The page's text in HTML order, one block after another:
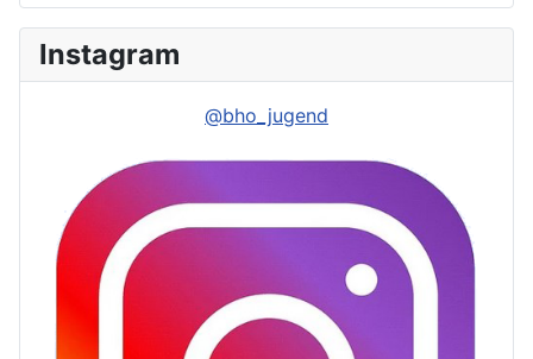
Instagram
@bho_jugend